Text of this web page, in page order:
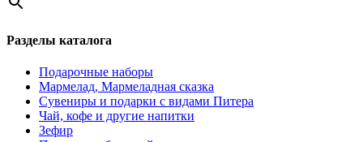
Разделы каталога
Подарочные наборы
Мармелад, Мармеладная сказка
Сувениры и подарки с видами Питера
Чай, кофе и другие напитки
Зефир